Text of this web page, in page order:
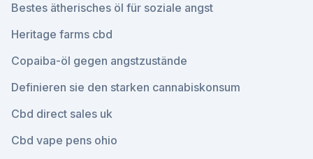
Bestes ätherisches öl für soziale angst
Heritage farms cbd
Copaiba-öl gegen angstzustände
Definieren sie den starken cannabiskonsum
Cbd direct sales uk
Cbd vape pens ohio